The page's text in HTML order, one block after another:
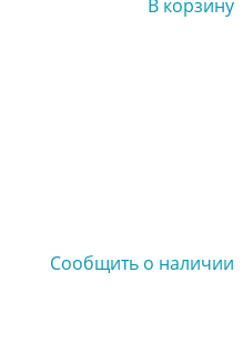
В корзину
Сообщить о наличии